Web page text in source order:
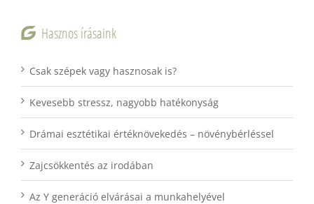
Hasznos írásaink
Csak szépek vagy hasznosak is?
Kevesebb stressz, nagyobb hatékonyság
Drámai esztétikai értéknövekedés – növénybérléssel
Zajcsökkentés az irodában
Az Y generáció elvárásai a munkahelyével